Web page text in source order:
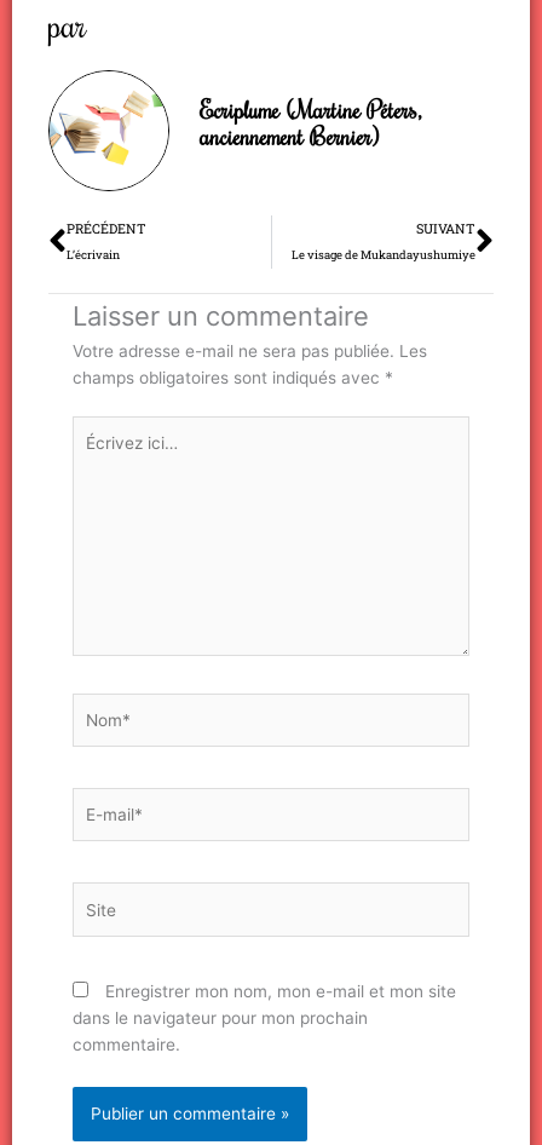
par
Ecriplume (Martine Péters,
anciennement Bernier)
Précédent
PRÉCÉDENT
L’écrivain
SUIVANT
Le visage de Mukandayushumiye
Laisser un commentaire
Votre adresse e-mail ne sera pas publiée. Les
champs obligatoires sont indiqués avec *
Écrivez
ici…
mail*
Enregistrer mon nom, mon e-mail et mon site
dans le navigateur pour mon prochain
commentaire.